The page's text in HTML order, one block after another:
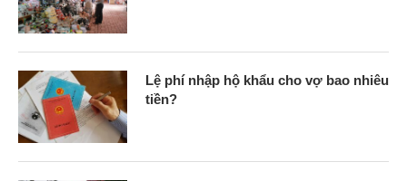
Lệ phí nhập hộ khẩu cho vợ bao nhiêu
tiền?